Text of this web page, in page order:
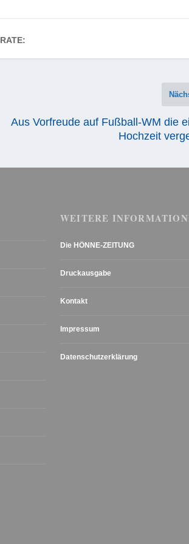
RATE:
Aus Vorfreude auf Fußball-WM die
Hochzeit
WEITERE
Die HÖNNE-ZEITUNG
Druckausgabe
Kontakt
Impressum
Datenschutzerklärung